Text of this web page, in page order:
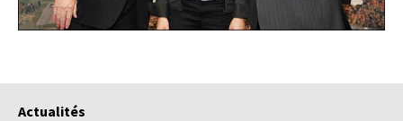
Actualités